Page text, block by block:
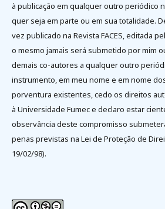
à publicação em qualquer outro periódico
quer seja em parte ou em sua totalidade.
vez publicado na Revista FACES, editada
o mesmo jamais será submetido por mim
demais co-autores a qualquer outro
instrumento, em meu nome e em nome
porventura existentes, cedo os direitos
à Universidade Fumec e declaro estar
observância deste compromisso
penas previstas na Lei de Proteção de
19/02/98).